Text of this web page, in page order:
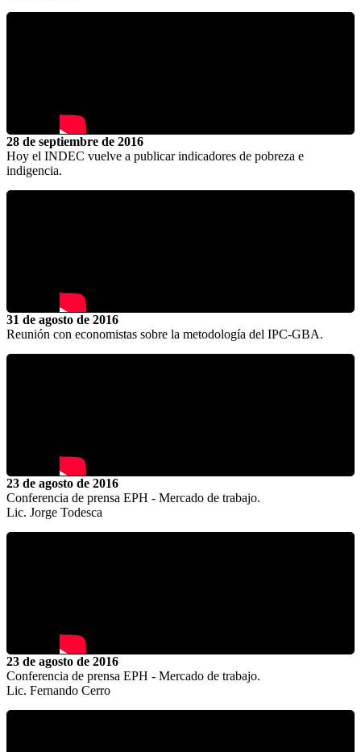
28 de septiembre de 2016
Hoy el INDEC vuelve a publicar indicadores de pobreza e
indigencia.
31 de agosto de 2016
Reunión con economistas sobre la metodología del IPC-GBA.
23 de agosto de 2016
Conferencia de prensa EPH - Mercado de trabajo.
Lic. Jorge Todesca
23 de agosto de 2016
Conferencia de prensa EPH - Mercado de trabajo.
Lic. Fernando Cerro